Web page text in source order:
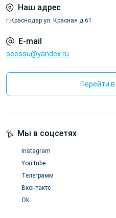
Наш адрес
г.Краснодар ул. Красная д.61
E-mail
seessu@yandex.ru
Перейти
Мы в соцсетях
Instagram
You tube
Телеграмм
Вконтакте
Ok